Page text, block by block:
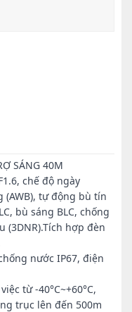
SÁNG 40M
chế độ ngày
tự động bù tín
bù sáng BLC, chống
(3DNR).Tích hợp đèn
nước IP67, điện
từ -40°C~+60°C,
trục lên đến 500m